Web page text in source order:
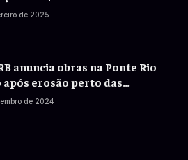
a correntistas
de 2025
anuncia obras na Ponte Rio
após erosão perto das
de 2024